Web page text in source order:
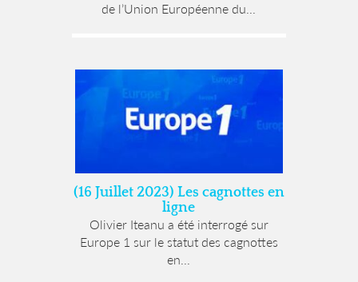
de l’Union Européenne du...
(16 Juillet 2023) Les cagnottes en
ligne
Olivier Iteanu a été interrogé sur
Europe 1 sur le statut des cagnottes
en...